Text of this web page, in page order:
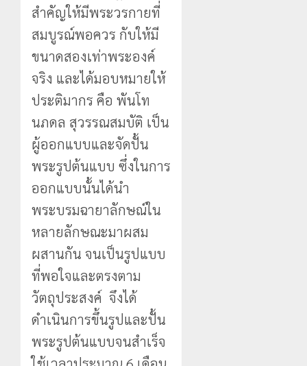
สำคัญให้มีพระวรกายที่
สมบูรณ์พอควร กับให้มี
ขนาดสองเท่าพระองค์
จริง และได้มอบหมายให้
ประติมากร คือ พันโท
นภดล สุวรรณสมบัติ เป็น
ผู้ออกแบบและจัดปั้น
พระรูปต้นแบบ ซึ่งในการ
ออกแบบนั้นได้นำ
พระบรมฉายาลักษณ์ใน
หลายลักษณะมาผสม
ผสานกัน จนเป็นรูปแบบ
ที่พอใจและตรงตาม
วัตถุประสงค์ จึงได้
ดำเนินการขึ้นรูปและปั้น
พระรูปต้นแบบจนสำเร็จ